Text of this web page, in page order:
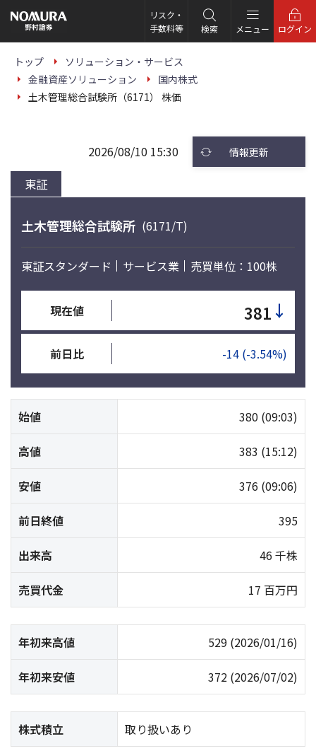
の
ー
リスク・
手数料等
検索 メニュー ログイン
トップ
ソリューション・サービス
金融資産ソリューション
国内株式
土木管理総合試験所（6171） 株価
東証
2026/08/10 15:30 情報更新
土木管理総合試験所 (6171/T)
東証スタンダード サービス業 売買単位：100株
現在値 381 ↓
前日比 -14 (-3.54%)
始値 380 (09:03)
高値 383 (15:12)
安値 376 (09:06)
前日終値 395
出来高 46 千株
売買代金 17 百万円
年初来高値 529 (2026/01/16)
年初来安値 372 (2026/07/02)
株式積立 取り扱いあり